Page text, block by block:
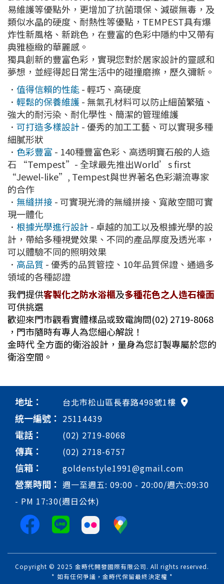
易維護等優點外，更增加了抗菌環保、減碳無毒，及
類似水晶的硬度、耐熱性等優點，TEMPEST具有爆
炸性新風格、新跳色，在豐富的色彩中隱約中又帶有
典雅極緻的華麗感。
獨具創新的豐富色彩，實現您對於居家設計的靈感和
夢想，並經得起日常生活中的碰撞磨擦，歷久彌新。
． 值得信賴的性能- 輕巧、高硬度
． 輕鬆的保養維護 - 無氣孔材料可以防止細菌繁殖、
強大的耐污染、耐化學性、簡潔的管理維護
． 可打造多樣設計 - 優秀的加工工藝、可以實現多種
細膩形狀
． 色彩豐富 - 140種豐富色彩、高透明寶石般的人造
石 “Tempest”- 全球最先推出World’s first
“Jewel-like”, Tempest與世界著名色彩潮流專家
的合作
． 無縫拼接 - 可實現光滑的無縫拼接、寬敞空間可實
現一體化
． 根據光學進行設計 - 卓越的加工以及根據光學的設
計，帶給多種視覺效果、不同的產品厚度及透光率，
可以體驗不同的照明效果
． 高品質 - 優秀的品質管控、10年品質保證、通過多
領域的各種認證
我們提供客製化之防水浴櫃及多種花色之人造石檯面
可供挑選
歡迎來門市觀看實體樣品或致電詢問(02) 2719-8068
，門市隨時有專人為您細心解說！
金時代 全方面的衛浴設計，量身為您訂製專屬於您的
衛浴空間。
地址： 台北市松山區長春路498號1樓
統一編號： 25114439
電話： (02) 2719-8068
傳真： (02) 2718-6757
信箱： goldenstyle1991@gmail.com
營業時間： 週一至週五: 09:00 - 20:00/週六:09:30
- PM 17:30(週日公休)
Copyright © 2025 金時代開發國際有限公司. All rights reserved.
* 如有任何爭議，金時代保留最終決定權 *